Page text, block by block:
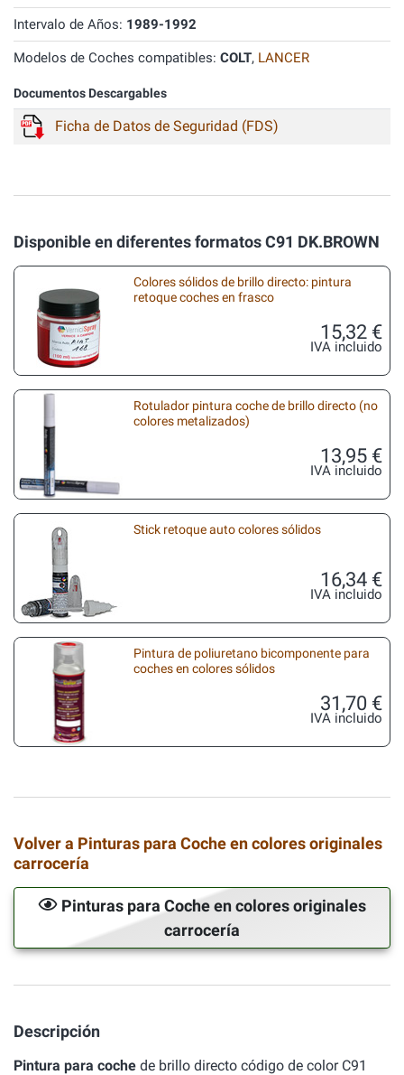
Intervalo de Años: 1989-1992
Modelos de Coches compatibles: COLT, LANCER
Documentos Descargables
Ficha de Datos de Seguridad (FDS)
Disponible en diferentes formatos C91 DK.BROWN
Colores sólidos de brillo directo: pintura
retoque coches en frasco
15,32 €
IVA incluido
Rotulador pintura coche de brillo directo (no
colores metalizados)
13,95 €
IVA incluido
Stick retoque auto colores sólidos
16,34 €
IVA incluido
Pintura de poliuretano bicomponente para
coches en colores sólidos
31,70 €
IVA incluido
Volver a Pinturas para Coche en colores originales
carrocería
Pinturas para Coche en colores originales
carrocería
Descripción
Pintura para coche de brillo directo código de color C91